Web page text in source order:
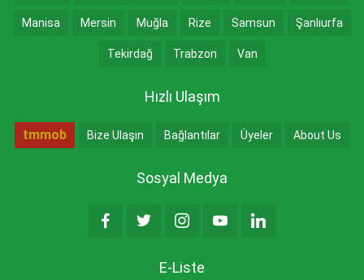
Manisa Mersin Muğla Rize Samsun Şanlıurfa
Tekirdağ Trabzon Van
Hızlı Ulaşım
tmmob Bize Ulaşın Bağlantılar Üyeler About Us
Sosyal Medya
E-Liste